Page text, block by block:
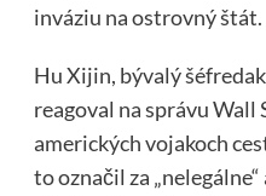
inváziu na ostrovný štát.
Hu Xijin, bývalý
reagoval na správu Wall
amerických vojakoch
to označil za